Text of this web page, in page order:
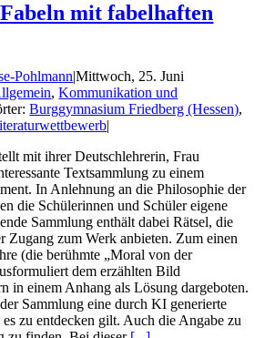
mit fabelhaften
Pohlmann|Mittwoch, 25. Juni
,Kommunikation und
Burggymnasium Friedberg (Hessen),
|
mit ihrer Deutschlehrerin, Frau
Textsammlung zu einem
In Anlehnung an die Philosophie der
die Schülerinnen und Schüler eigene
Sammlung enthält dabei Rätsel, die
Zugang zum Werk anbieten. Zum einen
(die berühmte „Moral von der
dem erzählten Bild
in einem Anhang als Lösung dargeboten.
Sammlung eine durch KI generierte
zu entdecken gilt. Auch die Angabe zu